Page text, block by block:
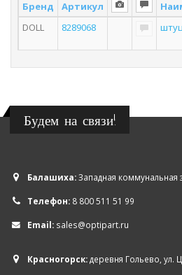
Бренд Артикул
DOLL
8289068
Будем на связи!
Балашиха:Западная коммунальная
Телефон: 8 800 511 51 99
Email: sales@optipart.ru
Красногорск:деревня Гольево, ул.